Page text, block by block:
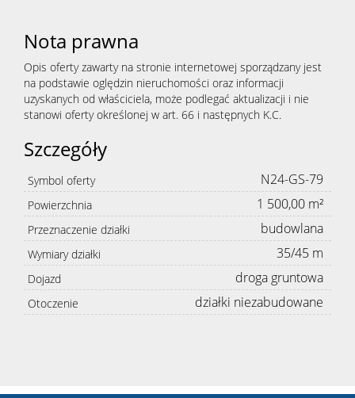
Nota prawna
Opis oferty zawarty na stronie internetowej sporządzany jest
na podstawie oględzin nieruchomości oraz informacji
uzyskanych od właściciela, może podlegać aktualizacji i nie
stanowi oferty określonej w art. 66 i następnych K.C.
Szczegóły
Symbol oferty N24-GS-79
Powierzchnia 1 500,00 m²
Przeznaczenie działki budowlana
Wymiary działki 35/45 m
Dojazd droga gruntowa
Otoczenie działki niezabudowane